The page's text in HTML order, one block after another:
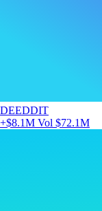
DEEDDIT
+$8.1M Vol $72.1M